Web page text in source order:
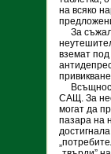
на всяко
За
вземат
Всъщност
САЩ. За
могат да
пазара на